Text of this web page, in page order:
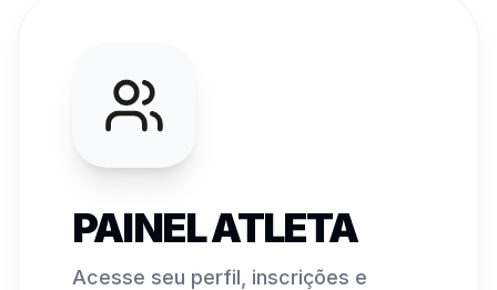
PAINEL ATLETA
Acesse seu perfil, inscrições e